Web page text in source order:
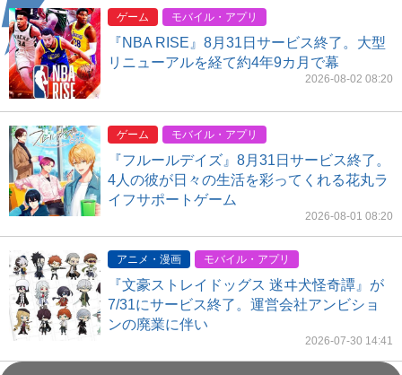
ゲーム モバイル・アプリ
『NBA RISE』8月31日サービス終了。大型
リニューアルを経て約4年9カ月で幕
2026-08-02 08:20
ゲーム モバイル・アプリ
『フルールデイズ』8月31日サービス終了。
4人の彼が日々の生活を彩ってくれる花丸ラ
イフサポートゲーム
2026-08-01 08:20
アニメ・漫画 モバイル・アプリ
『文豪ストレイドッグス 迷ヰ犬怪奇譚』が
7/31にサービス終了。運営会社アンビショ
ンの廃業に伴い
2026-07-30 14:41